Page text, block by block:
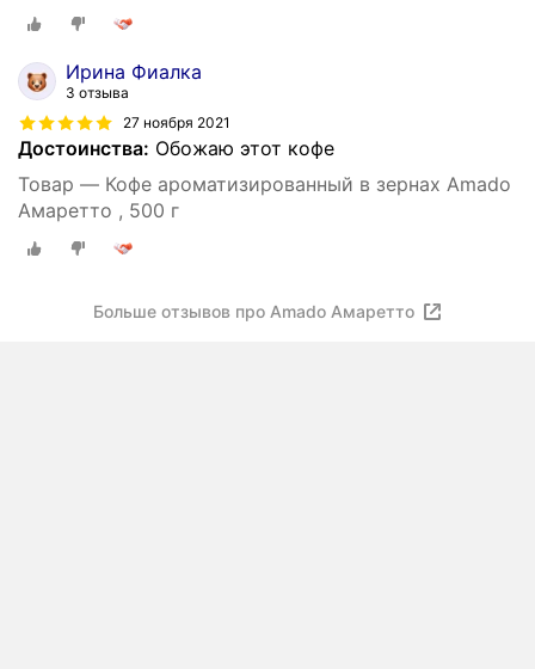
Ирина Фиалка
3 отзыва
27 ноября 2021
Достоинства: Обожаю этот кофе
Товар — Кофе ароматизированный в зернах Amado
Амаретто , 500 г
Больше отзывов про Amado Амаретто